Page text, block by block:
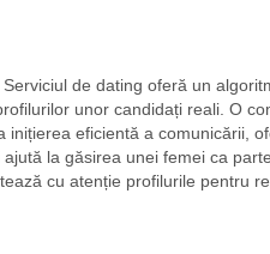
de dating oferă un
unor candidați reali. O
eficientă a comunicării,
la găsirea unei femei ca
cu atenție profilurile pentru